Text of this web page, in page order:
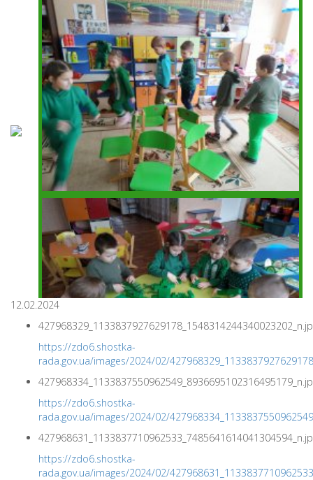
12.02.2024
https://zdo6.shostka-
rada.gov.ua/images/2024/02/
https://zdo6.shostka-
rada.gov.ua/images/2024/02/
https://zdo6.shostka-
rada.gov.ua/images/2024/02/